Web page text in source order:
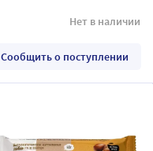
Нет в наличии
Сообщить о поступлении